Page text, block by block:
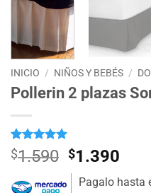
INICIO / NIÑOS Y BEBÉS /
Pollerin 2 plazas
Valorado
con5de 5
11
valoraciones
$1.590 El
precio
$1.390
Pagalo hasta